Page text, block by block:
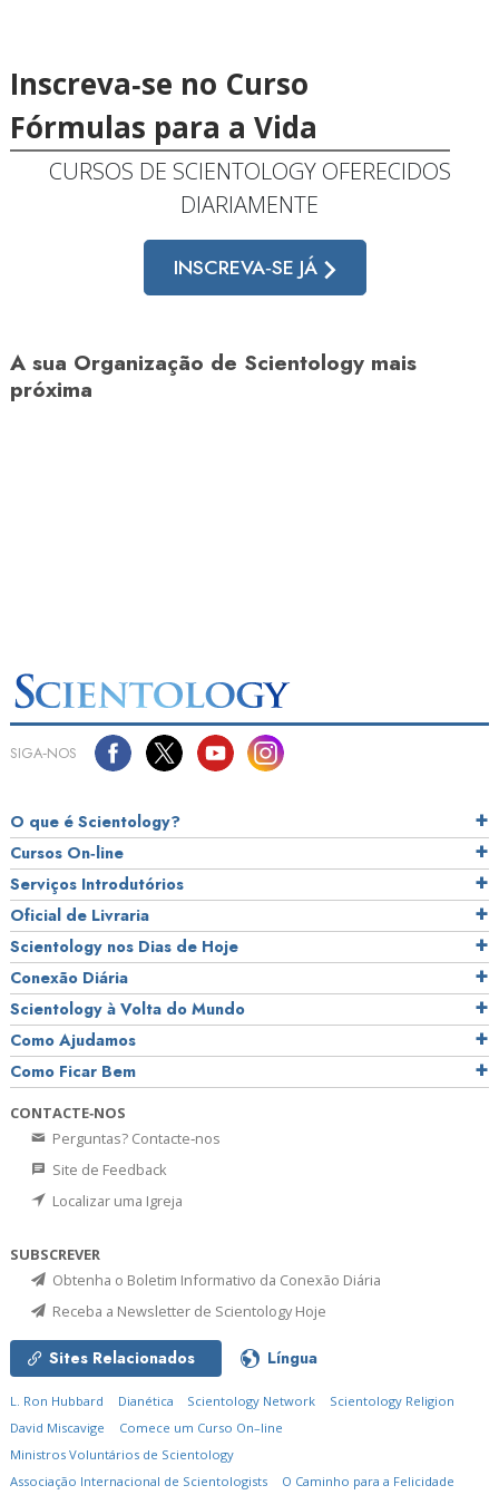
Inscreva‑se no Curso
Fórmulas para a Vida
CURSOS DE SCIENTOLOGY OFERECIDOS
DIARIAMENTE
INSCREVA‑SE JÁ
A sua Organização de Scientology mais
próxima
SIGA‑NOS
O que é Scientology?
Cursos On‑line
Serviços Introdutórios
Oficial de Livraria
Scientology nos Dias de Hoje
Conexão Diária
Scientology à Volta do Mundo
Como Ajudamos
Como Ficar Bem
CONTACTE‑NOS
Perguntas? Contacte‑nos
Site de Feedback
Localizar uma Igreja
SUBSCREVER
Obtenha o Boletim Informativo da Conexão Diária
Receba a Newsletter de Scientology Hoje
Sites Relacionados Língua
L. Ron Hubbard Dianética Scientology Network
Scientology Religion
David Miscavige
Comece um Curso On–line
Ministros Voluntários de Scientology
Associação Internacional de Scientologists
O Caminho para a Felicidade